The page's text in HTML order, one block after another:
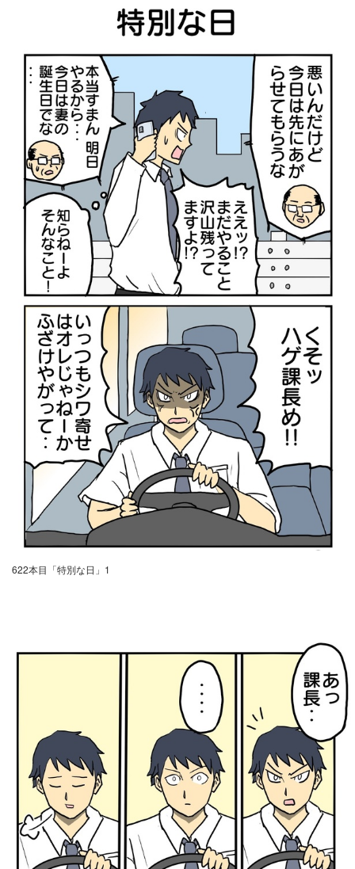
622本目「特別な日」1